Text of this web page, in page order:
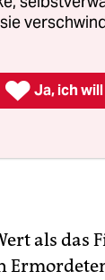
als das
 Ja, ich will